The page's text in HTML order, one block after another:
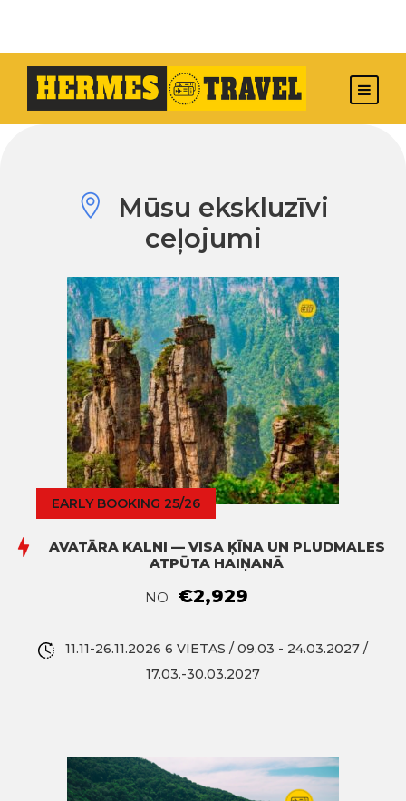
Mūsu ekskluzīvi
ceļojumi
EARLY BOOKING 25/26
AVATĀRA KALNI — VISA ĶĪNA UN PLUDMALES
ATPŪTA HAIŅANĀ
NO
€2,929
11.11-26.11.2026 6 VIETAS / 09.03 - 24.03.2027 /
17.03.-30.03.2027